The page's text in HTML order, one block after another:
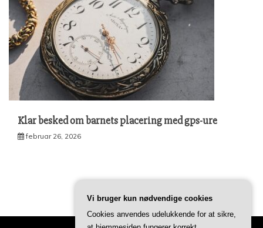
Klar besked om barnets placering med gps-ure
februar 26, 2026
Vi bruger kun nødvendige cookies
Cookies anvendes udelukkende for at sikre,